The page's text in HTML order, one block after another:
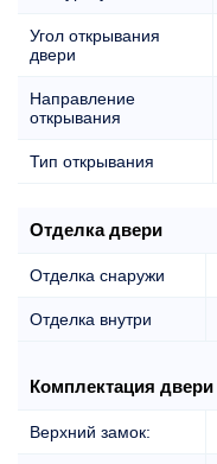
Угол открывания
двери
Направление
открывания
Тип открывания
Отделка двери
Отделка снаружи
Отделка внутри
Комплектация двери
Верхний замок: